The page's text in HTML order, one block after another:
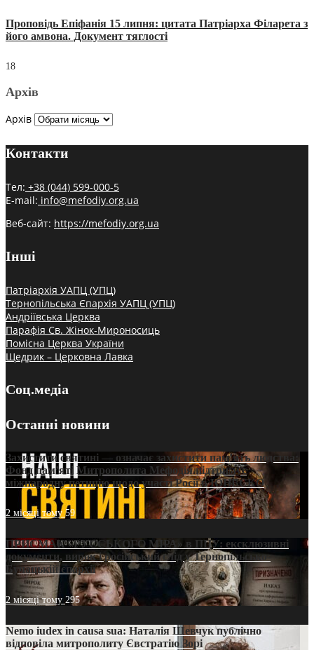
Проповідь Епіфанія 15 липня: цитата Патріарха Філарета з
його амвона. Документ тяглості
18
Архів
Архів
Контакти
Тел: +38 (044) 599-000-5
E-mail: info@mefodiy.org.ua
Веб-сайт: https://mefodiy.org.ua
Інші
Патріархія УАПЦ (УПЦ)
Тернопільська Єпархія УАПЦ (УПЦ)
Андріївська Церква
Парафія Св. Жінок-Мироносиць
Помісна Церква України
Щедрик – Церковна Лавка
Соц.медіа
Останні новини
Захистити святині — означає захистити пам’ять людства:
Фонд пам’яті Митрополита Мефодія підтримує
міжнародну петицію щодо участі Росії в ЮНЕСКО
2 місяці тому59
ПРИСМАК «РУССЬКОГО МІРА» в ПЦУ: ексклюзивні
документи, вирок і російський слід у Тернопільсько-
Бучацькій єпархії
2 місяці тому 295
Nemo iudex in causa sua: Наталія Шевчук публічно
відповіла митрополиту Євстратію Зорі